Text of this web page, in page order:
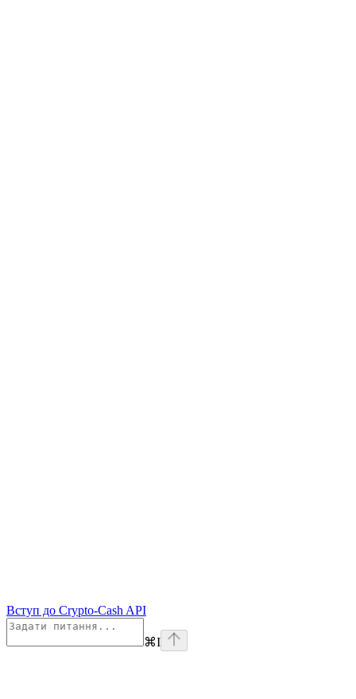
Вступ до Crypto-Cash API
⌘I